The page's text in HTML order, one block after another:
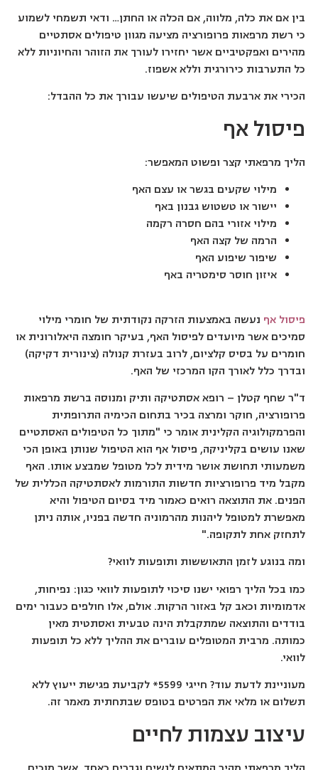
בין אם את כלה, מלווה, אם הכלה או החתן… ודאי תשמחי לשמוע
כי רשת מרפאות פרופורציה מציעה מגוון טיפולים אסתטיים
מהירים ואפקטיביים אשר יחזירו לעורך את הזוהר והחיוניות ללא
כל התערבות כירורגית וללא אשפוז.
הכירי את ארבעת הטיפולים שיעשו עבורך את כל ההבדל:
פיסול אף
הליך מרפאתי קצר ופשוט המאפשר:
מילוי שקעים בגשר או עצם האף
יישור או טשטוש גבנון באף
מילוי אזורי בהם חסרה רקמה
הרמה של קצה האף
שיפור שיפוע האף
איזון חוסר סימטריה באף
פיסול אף נעשה באמצעות הזרקה נקודתית של חומרי מילוי
סמיכים אשר מיועדים לפיסול האף, בעיקר חומצה היאלורונית או
חומרים על בסיס קלציום, לרוב בעזרת קנולה (צינורית דקיקה)
ובדרך כלל לאורך הקו המרכזי של האף.
ד"ר שחף קטלן – רופא אסתטיקה ותיק ומנוסה ברשת מרפאות
פרופורציה, חוקר ומרצה בכיר בתחום הכימיה התרופתית
והפרמקולוגיה הקלינית אומר כי "מתוך כל הטיפולים האסתטיים
שאנו עושים בקליניקה, פיסול אף הוא הטיפול שנותן באופן הכי
משמעותי תחושת אושר מידית לכל מטופל שמבצע אותו. האף
מקבל מיד פרופורציות חדשות התורמות לאסתטיקה הכללית של
הפנים. את התוצאה רואים כאמור מיד בסיום הטיפול והיא
מאפשרת למטופל ליהנות מהרמוניה חדשה בפניו, אותה ניתן
לתחזק אחת לתקופה."
ומה בנוגע לזמן התאוששות ותופעות לוואי?
כמו בכל הליך רפואי ישנו סיכוי לתופעות לוואי כגון: נפיחות,
אדמומיות וכאב קל באזור הרקות. אולם, אלו חולפים כעבור ימים
בודדים והתוצאה שמתקבלת הינה טבעית ואסתטית מאין
כמותה. מרבית המטופלים עוברים את ההליך ללא כל תופעות
לוואי.
מעוניינת לדעת עוד? חייגי 5599* לקביעת פגישת ייעוץ ללא
תשלום או מלאי את הפרטים בטופס שבתחתית מאמר זה.
עיצוב עצמות לחיים